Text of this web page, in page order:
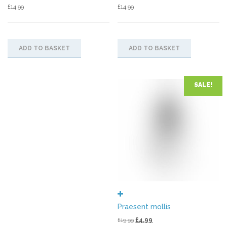
£14.99
ADD TO BASKET
£14.99
ADD TO BASKET
SALE!
Praesent mollis
£19.99Original
£4.99